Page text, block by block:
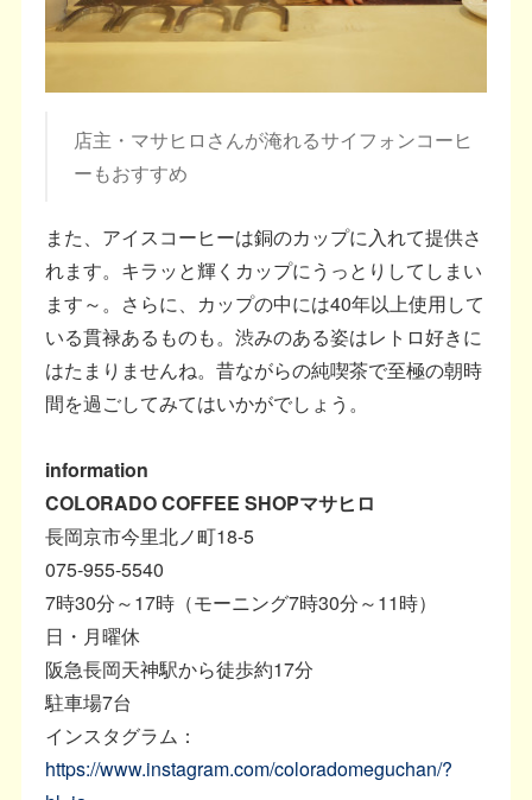
店主・マサヒロさんが淹れるサイフォンコーヒ
ーもおすすめ
また、アイスコーヒーは銅のカップに入れて提供さ
れます。キラッと輝くカップにうっとりしてしまい
ます～。さらに、カップの中には40年以上使用して
いる貫禄あるものも。渋みのある姿はレトロ好きに
はたまりませんね。昔ながらの純喫茶で至極の朝時
間を過ごしてみてはいかがでしょう。
information
COLORADO COFFEE SHOPマサヒロ
長岡京市今里北ノ町18-5
075-955-5540
7時30分～17時（モーニング7時30分～11時）
日・月曜休
阪急長岡天神駅から徒歩約17分
駐車場7台
インスタグラム：
https://www.instagram.com/coloradomeguchan/?